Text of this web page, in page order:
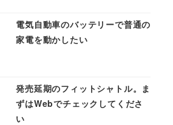
電気自動車のバッテリーで普通の
家電を動かしたい
発売延期のフィットシャトル。ま
ずはWebでチェックしてくださ
い